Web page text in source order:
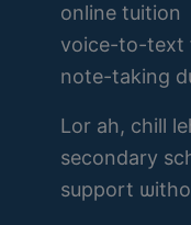
online tuition
voice-tо-text
notе-taking
Lor ah, chill
secondary
support